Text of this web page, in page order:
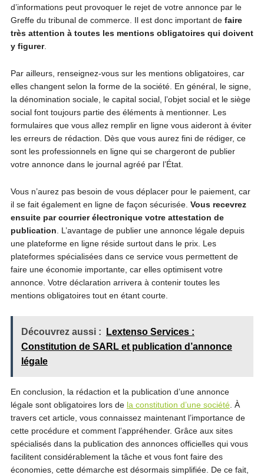
d’informations peut provoquer le rejet de votre annonce par le
Greffe du tribunal de commerce. Il est donc important de faire
très attention à toutes les mentions obligatoires qui doivent
y figurer.
Par ailleurs, renseignez-vous sur les mentions obligatoires, car
elles changent selon la forme de la société. En général, le signe,
la dénomination sociale, le capital social, l’objet social et le siège
social font toujours partie des éléments à mentionner. Les
formulaires que vous allez remplir en ligne vous aideront à éviter
les erreurs de rédaction. Dès que vous aurez fini de rédiger, ce
sont les professionnels en ligne qui se chargeront de publier
votre annonce dans le journal agréé par l’État.
Vous n’aurez pas besoin de vous déplacer pour le paiement, car
il se fait également en ligne de façon sécurisée. Vous recevrez
ensuite par courrier électronique votre attestation de
publication . L’avantage de publier une annonce légale depuis
une plateforme en ligne réside surtout dans le prix. Les
plateformes spécialisées dans ce service vous permettent de
faire une économie importante, car elles optimisent votre
annonce. Votre déclaration arrivera à contenir toutes les
mentions obligatoires tout en étant courte.
Découvrez aussi :
Lextenso Services :
Constitution de SARL et publication d’annonce
légale
En conclusion, la rédaction et la publication d’une annonce
légale sont obligatoires lors de la constitution d’une société. À
travers cet article, vous connaissez maintenant l’importance de
cette procédure et comment l’appréhender. Grâce aux sites
spécialisés dans la publication des annonces officielles qui vous
facilitent considérablement la tâche et vous font faire des
économies, cette démarche est désormais simplifiée. De ce fait,